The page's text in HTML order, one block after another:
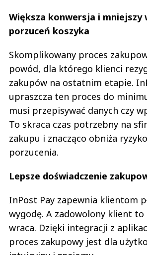
Większa konwersja i mniejszy
porzuceń koszyka
Skomplikowany proces
powód, dla którego klienci
zakupów na ostatnim etapie.
upraszcza ten proces do
musi przepisywać danych czy
To skraca czas potrzebny na
zakupu i znacząco obniża
porzucenia.
Lepsze doświadczenie
InPost Pay zapewnia klientom
wygodę. A zadowolony klient
wraca. Dzięki integracji z
proces zakupowy jest dla